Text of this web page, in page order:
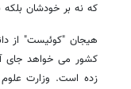
که نه بر خودشان
هیجان "کوئیست" از
کشور می خواهد جای
زده است. وزارت علوم